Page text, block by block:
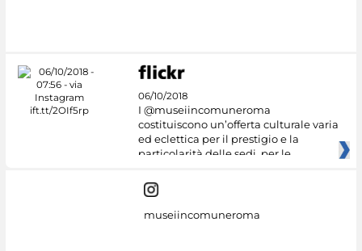
06/10/2018
I @museiincomuneroma
costituiscono un’offerta culturale varia
ed eclettica per il prestigio e la
particolarità delle sedi, per le
museiincomuneroma